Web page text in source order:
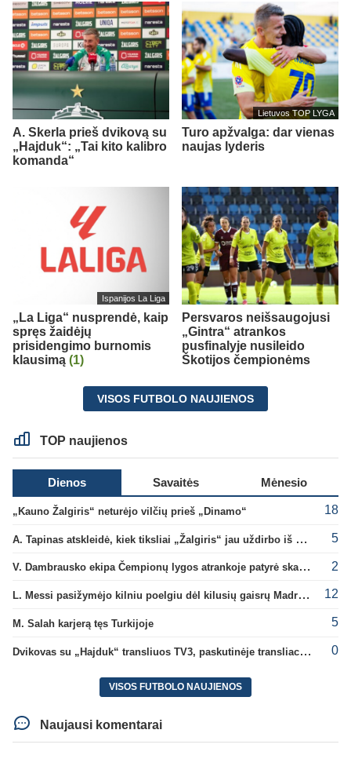
A. Skerla prieš dvikovą su
„Hajduk“: „Tai kito kalibro
komanda“
Lietuvos TOP LYGA
Turo apžvalga: dar vienas
naujas lyderis
Ispanijos La Liga
„La Liga“ nusprendė, kaip
spręs žaidėjų
prisidengimo burnomis
klausimą (1)
Persvaros neišsaugojusi
„Gintra“ atrankos
pusfinalyje nusileido
Škotijos čempionėms
VISOS FUTBOLO NAUJIENOS
TOP naujienos
Dienos Savaitės Mėnesio
„Kauno Žalgiris“ neturėjo vilčių prieš „Dinamo“ 18
A. Tapinas atskleidė, kiek tiksliai „Žalgiris“ jau uždirbo iš UEFA premijų 5
V. Dambrausko ekipa Čempionų lygos atrankoje patyrė skaudžią nesėkmę 2
L. Messi pasižymėjo kilniu poelgiu dėl kilusių gaisrų Madride 12
M. Salah karjerą tęs Turkijoje 5
Dvikovas su „Hajduk“ transliuos TV3, paskutinėje transliacijoje – nauji rekordai 0
VISOS FUTBOLO NAUJIENOS
Naujausi komentarai